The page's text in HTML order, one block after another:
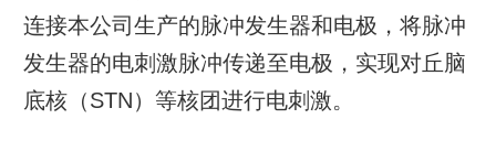
连接本公司生产的脉冲发生器和电极，将脉冲
发生器的电刺激脉冲传递至电极，实现对丘脑
底核（STN）等核团进行电刺激。